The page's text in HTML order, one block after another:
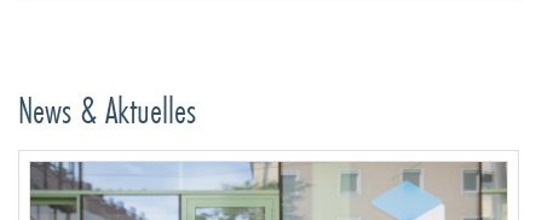
News & Aktuelles